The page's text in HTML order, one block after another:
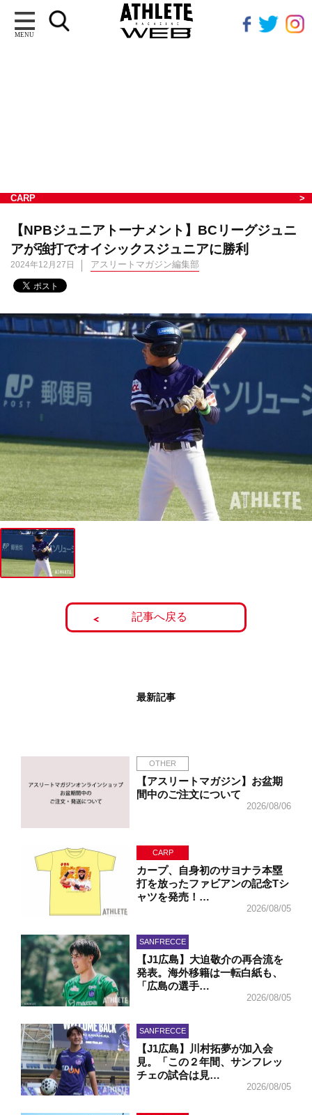
MENU
CARP
【NPBジュニアトーナメント】BCリーグジュニ
アが強打でオイシックスジュニアに勝利
2024年12月27日 アスリートマガジン編集部
記事へ戻る
最新記事
OTHER
【アスリートマガジン】お盆期
間中のご注文について
2026/08/06
CARP
カープ、自身初のサヨナラ本塁
打を放ったファビアンの記念Tシ
ャツを発売！…
2026/08/05
SANFRECCE
【J1広島】大迫敬介の再合流を
発表。海外移籍は一転白紙も、
「広島の選手…
2026/08/05
SANFRECCE
【J1広島】川村拓夢が加入会
見。「この２年間、サンフレッ
チェの試合は見…
2026/08/05